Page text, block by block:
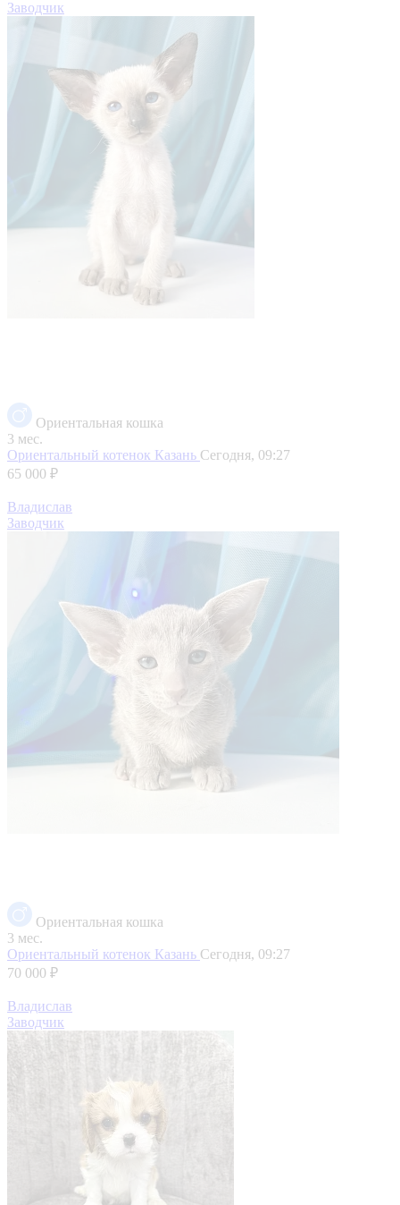
Заводчик
Ориентальная кошка
3 мес.
Ориентальный котенок Казань Сегодня, 09:27
65 000 ₽
Владислав
Заводчик
Ориентальная кошка
3 мес.
Ориентальный котенок Казань Сегодня, 09:27
70 000 ₽
Владислав
Заводчик